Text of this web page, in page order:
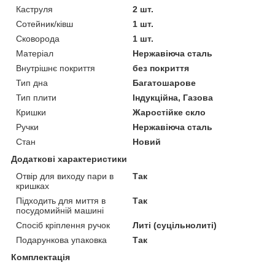
Каструля
2 шт.
Сотейник/ківш
1 шт.
Сковорода
1 шт.
Матеріал
Нержавіюча сталь
Внутрішнє покриття
без покриття
Тип дна
Багатошарове
Тип плити
Індукційна, Газова
Кришки
Жаростійке скло
Ручки
Нержавіюча сталь
Стан
Новий
Додаткові характеристики
Отвір для виходу пари в
кришках
Так
Підходить для миття в
посудомийній машині
Так
Спосіб кріплення ручок
Литі (суцільнолиті)
Подарункова упаковка
Так
Комплектація